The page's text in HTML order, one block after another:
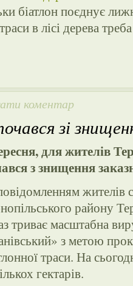
біатлон поєднує
в лісі дерева
коментар
зі
для жителів
з знищення
жителів
району
триває масштабна
з метою
траси. На
гектарів.